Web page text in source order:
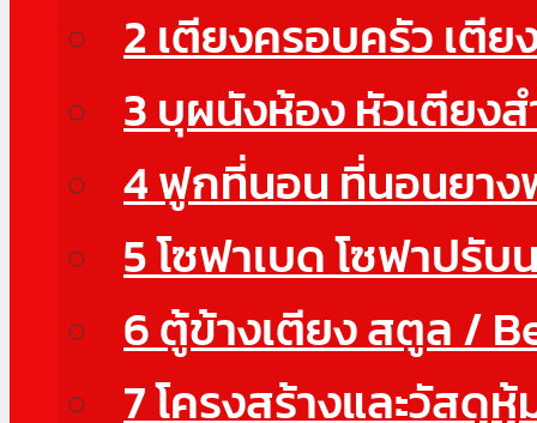
2 เตียงครอบครัว เตี
3 บุผนังห้อง หัวเตียง
4 ฟูกที่นอน ที่นอนยาง
5 โซฟาเบด โซฟาปรับ
6 ตู้ข้างเตียง สตูล /
7 โครงสร้างและวัสดุ